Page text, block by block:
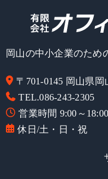
岡山の中小企業のため
〒701-0145 岡山県
TEL.086-243-2305
営業時間 9:00～
休日/土・日・祝